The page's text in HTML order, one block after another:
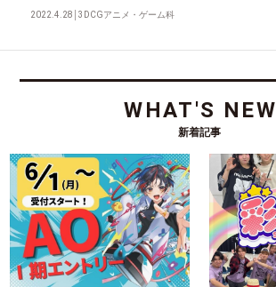
2022.4.28 │3DCGアニメ・ゲーム科
WHAT'S NEW
新着記事